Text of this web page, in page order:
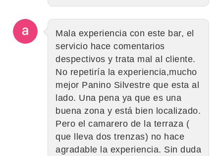
Mala experiencia con este bar, el
servicio hace comentarios
despectivos y trata mal al cliente.
No repetiría la experiencia,mucho
mejor Panino Silvestre que esta al
lado. Una pena ya que es una
buena zona y está bien localizado.
Pero el camarero de la terraza (
que lleva dos trenzas) no hace
agradable la experiencia. Sin duda